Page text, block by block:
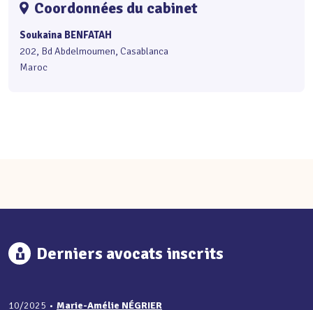
Coordonnées du cabinet
Soukaina BENFATAH
202, Bd Abdelmoumen, Casablanca
Maroc
Derniers avocats inscrits
10/2025 • Marie-Amélie NÉGRIER